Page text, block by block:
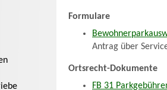
Formulare
Antrag über
Ortsrecht-Dokumente
FB 31